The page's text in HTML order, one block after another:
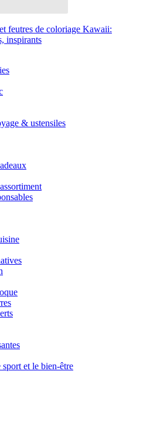
feutres de coloriage Kawaii:
inspirants
& ustensiles
et le bien-être